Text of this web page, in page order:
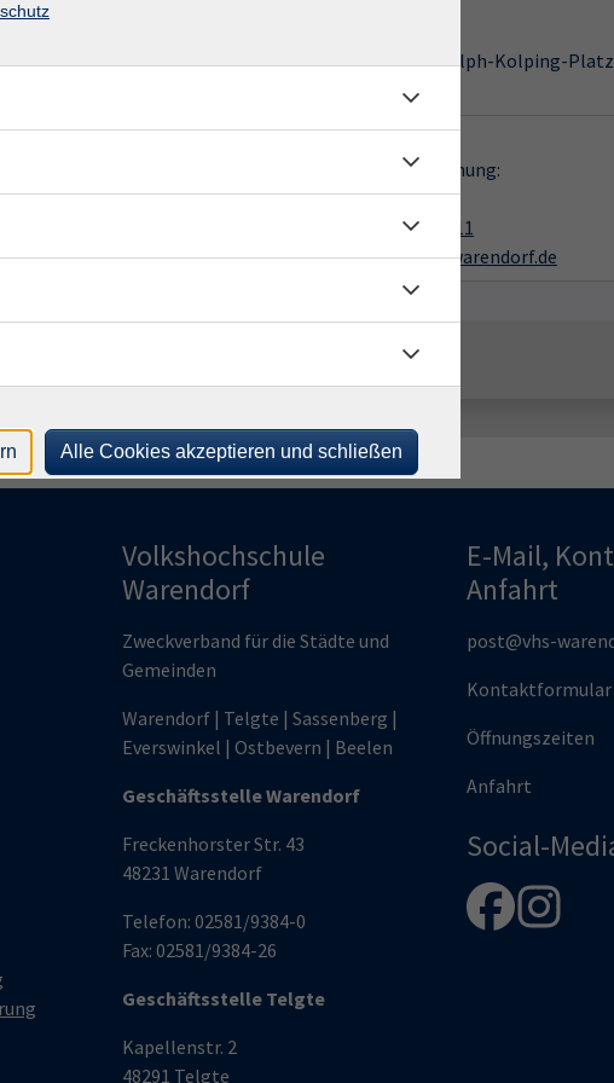
VHS-Haus
VHS-Haus
Baßfeld 5 / Adolph-Kolping-Platz
Fragen zur Buchung:
Mareike Beer
02581-938411
beer@vhs-warendorf.de
Volkshochschule
Warendorf
Zweckverband für die Städte und
Gemeinden
Warendorf | Telgte | Sassenberg |
Everswinkel | Ostbevern | Beelen
Geschäftsstelle Warendorf
Freckenhorster Str. 43
48231 Warendorf
Telefon: 02581/9384-0
Fax: 02581/9384-26
Geschäftsstelle Telgte
Kapellenstr. 2
48291 Telgte
E-Mail,
Anfahrt
post@vhs-
Kontaktformular
Öffnungszeiten
Anfahrt
Social-
Alle Cookies akzeptieren und schließen